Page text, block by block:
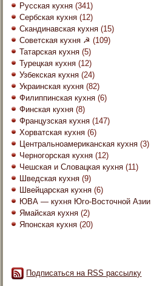
Русская кухня (341)
Сербская кухня (12)
Скандинавская кухня (15)
Советская кухня ☭ (109)
Татарская кухня (5)
Турецкая кухня (12)
Узбекская кухня (24)
Украинская кухня (82)
Филиппинская кухня (6)
Финская кухня (8)
Французская кухня (147)
Хорватская кухня (6)
Центральноамериканская кухня (3)
Черногорская кухня (12)
Чешская и Словацкая кухня (11)
Шведская кухня (9)
Швейцарская кухня (6)
ЮВА — кухня Юго-Восточной Азии
Ямайская кухня (2)
Японская кухня (20)
Подписаться на RSS рассылку